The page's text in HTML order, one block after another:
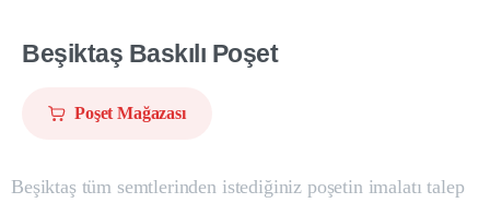
Beşiktaş Baskılı Poşet
Poşet Mağazası
Beşiktaş tüm semtlerinden istediğiniz poşetin imalatı talep